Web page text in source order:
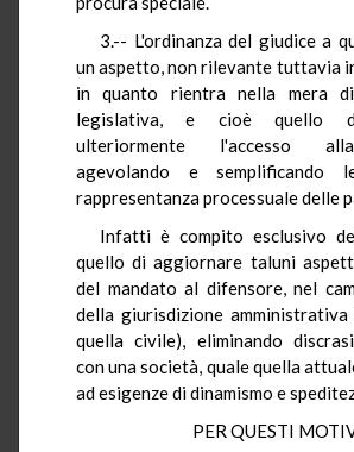
3.-- L'ordinanza del giudice a
un aspetto, non rilevante tuttavia
in quanto rientra nella mera
legislativa, e cioè quello
ulteriormente l'accesso
agevolando e semplificando
rappresentanza processuale delle
Infatti è compito esclusivo
quello di aggiornare taluni
del mandato al difensore, nel
della giurisdizione amministrativa
quella civile), eliminando
con una società, quale quella
ad esigenze di dinamismo e
PER QUESTI